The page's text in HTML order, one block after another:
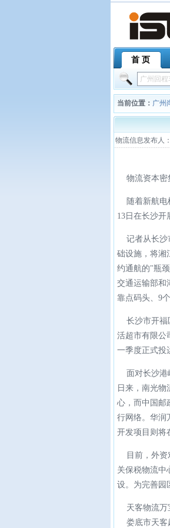
首 页
当前位置： 广州
物流信息发布人
物流资本密
随着新航电
13日在长沙开
记者从长沙
础设施，将湘
约通航的"瓶
交通运输部和
靠点码头、9
长沙市开福
活超市有限公
一季度正式投
面对长沙港
日来，南光
心，而中国邮
行网络。华润
开发项目则将
目前，外资
关保税物流中
设。为完善园
天客物流万
娄底市天客